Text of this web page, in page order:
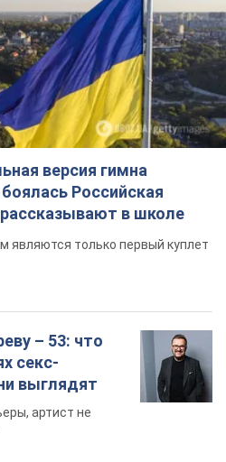
версия гимна
Российская
в школе
являются только первый куплет
– 53: что
секс-
выглядят
артист не